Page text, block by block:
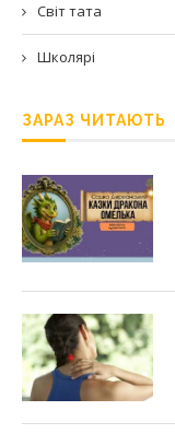
Світ тата
Школярі
ЗАРАЗ ЧИТАЮТЬ